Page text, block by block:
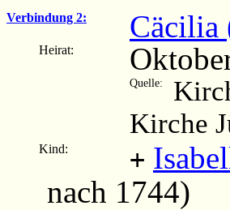
Verbindung 2: Cäcilia
Heirat:
Quelle:
Kirche
Kind: +
nach 1744)